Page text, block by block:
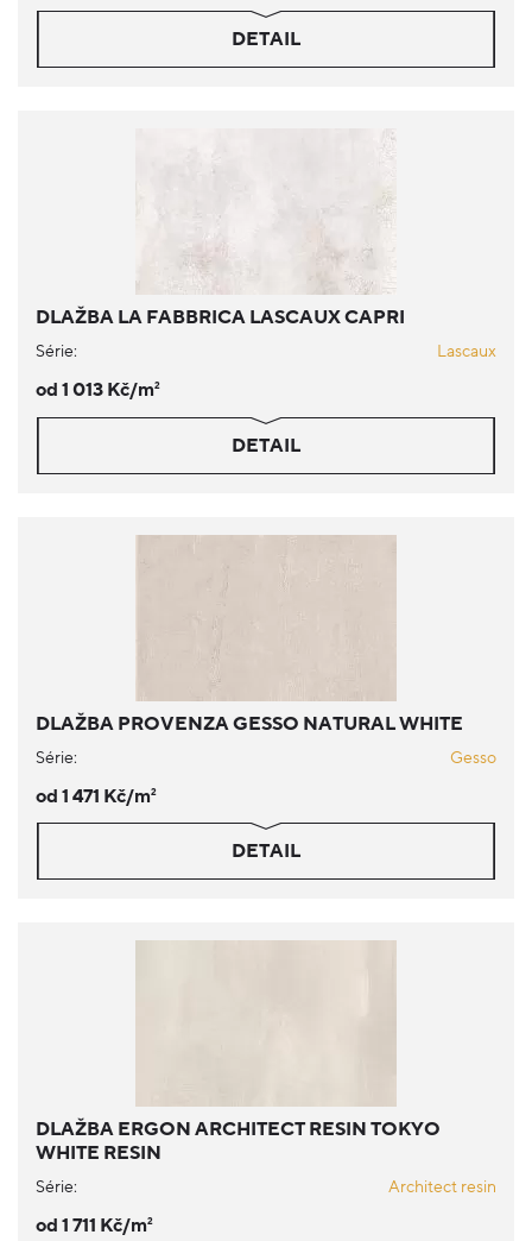
DETAIL
DLAŽBA LA FABBRICA LASCAUX CAPRI
Série: Lascaux
od 1 013 Kč/m2
DETAIL
DLAŽBA PROVENZA GESSO NATURAL WHITE
Série: Gesso
od 1 471 Kč/m2
DETAIL
DLAŽBA ERGON ARCHITECT RESIN TOKYO
WHITE RESIN
Série: Architect resin
od 1 711 Kč/m2